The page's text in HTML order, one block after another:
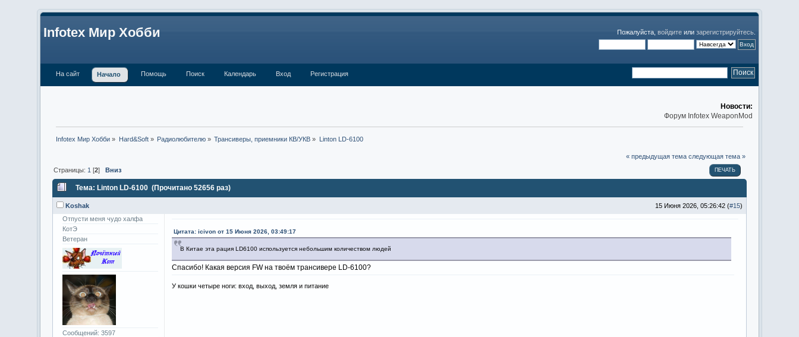
Infotex Мир Хобби Пожалуйста, войдитеили зарегистрируйтесь.
На сайт Начало Помощь Поиск Календарь Вход Регистрация
Новости:
Форум Infotex WeaponMod
Infotex Мир Хобби » Hard&Soft» Радиолюбителю » Трансиверы, приемники КВ/УКВ » Linton LD-6100
« предыдущая тема следующая тема »
ПЕЧАТЬ
Страницы: 1 [2]Вниз
Тема: Linton LD-6100 (Прочитано 52656 раз)
Koshak 15 Июня 2026, 05:26:42 (#15)
Отпусти меня чудо халфа
КотЭ
Ветеран
Сообщений: 3597
Цитата: icivon от 15 Июня 2026, 03:49:17
В Китае эта рация LD6100 используется небольшим количеством людей
Спасибо! Какая версия FW на твоём трансивере LD-6100?
У кошки четыре ноги: вход, выход, земля и питание